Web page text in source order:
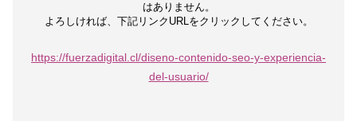
はありません。
よろしければ、下記リンクURLをクリックしてください。
https://fuerzadigital.cl/diseno-contenido-seo-y-experiencia-
del-usuario/